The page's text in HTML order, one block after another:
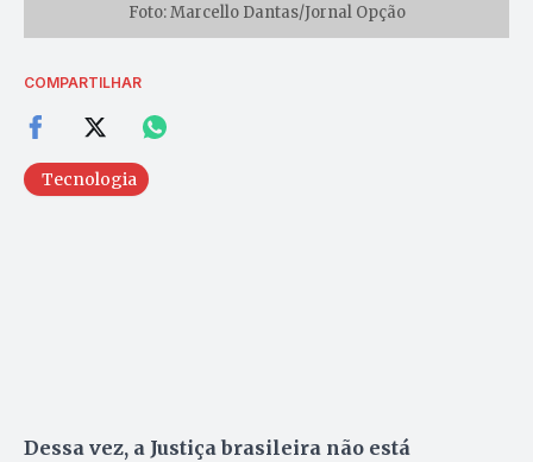
Foto: Marcello Dantas/Jornal Opção
COMPARTILHAR
Tecnologia
Dessa vez, a Justiça brasileira não está